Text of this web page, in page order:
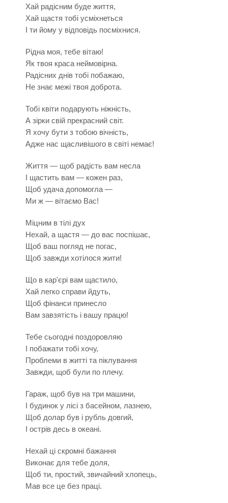
Хай радісним буде життя,
Хай щастя тобі усміхнеться
І ти йому у відповідь посміхнися.
Рідна моя, тебе вітаю!
Як твоя краса неймовірна.
Радісних днів тобі побажаю,
Не знає межі твоя доброта.
Тобі квіти подарують ніжність,
А зірки свій прекрасний світ.
Я хочу бути з тобою вічність,
Адже нас щасливішого в світі немає!
Життя — щоб радість вам несла
І щастить вам — кожен раз,
Щоб удача допомогла —
Ми ж — вітаємо Вас!
Міцним в тілі дух
Нехай, а щастя — до вас поспішає,
Щоб ваш погляд не погас,
Щоб завжди хотілося жити!
Що в кар'єрі вам щастило,
Хай легко справи йдуть,
Щоб фінанси принесло
Вам завзятість і вашу працю!
Тебе сьогодні поздоровляю
І побажати тобі хочу,
Проблеми в житті та піклування
Завжди, щоб були по плечу.
Гараж, щоб був на три машини,
І будинок у лісі з басейном, лазнею,
Щоб долар був і рубль довгий,
І острів десь в океані.
Нехай ці скромні бажання
Виконає для тебе доля,
Щоб ти, простий, звичайний хлопець,
Мав все це без праці.